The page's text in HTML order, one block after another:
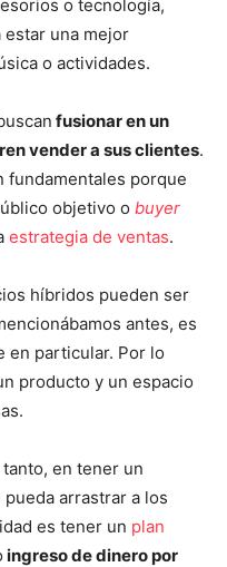
o tecnología,
una mejor
o actividades.
fusionar en un
vender a sus clientes.
fundamentales porque
objetivo o buyer
estrategia de ventas.
híbridos pueden ser
antes, es
en particular. Por lo
producto y un espacio
en tener un
arrastrar a los
es tener un plan
ingreso de dinero por